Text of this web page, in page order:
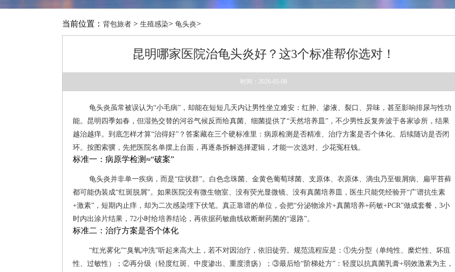
当前位置： 背包旅者 > 生殖感染> 龟头炎>
昆明哪家医院治龟头炎好？这3个标准帮你选对！
时间：2026-05-08
龟头炎虽常被误认为“小毛病”，却能在短短几天内让男性坐立难安：红肿、渗液、裂口、异味，甚至影响排尿与性功
能。昆明四季如春，但湿热交替的河谷气候反而给真菌、细菌提供了“天然培养皿”，不少男性反复奔波于各家诊所，结果
越治越痒。到底怎样才算“治得好”？答案藏在三个硬标准里：病原检测是否精准、治疗方案是否个体化、后续随访是否闭
环。按图索骥，先把医院名单摆上台面，再逐条拆解选择逻辑，才能一次选对、少花冤枉钱。
标准一：病原学检测≈“破案”
龟头炎并非单一疾病，而是“症状群”。白色念珠菌、金黄色葡萄球菌、支原体、衣原体、滴虫乃至银屑病、扁平苔藓
都可能伪装成“红斑脱屑”。如果医院没有微生物室、没有荧光显微镜、没有真菌培养皿，医生只能凭经验开“广谱抗生素
+激素”，短期内止痒，却为二次感染埋下伏笔。真正靠谱的单位，会把“分泌物涂片+真菌培养+药敏+PCR”做成套餐，3小
时内出涂片结果，72小时给培养结论，再依据药敏曲线砍断耐药菌的“退路”。
标准二：治疗方案是否个体化
“红光雾化”“臭氧冲洗”听起来高大上，若不对因治疗，依旧徒劳。规范流程应是：①先分型（单纯性、糜烂性、坏疽
性、过敏性）；②再分级（轻度红斑、中度渗出、重度溃疡）；③最后给“阶梯处方”：轻度以抗真菌乳膏+弱效激素为主，